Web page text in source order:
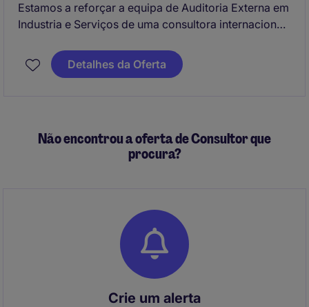
Estamos a reforçar a equipa de Auditoria Externa em
Industria e Serviços de uma consultora internacional
Se procuras uma oportunidade onde possas crescer,
Detalhes da Oferta
Não encontrou a oferta de Consultor que
procura?
Crie um alerta